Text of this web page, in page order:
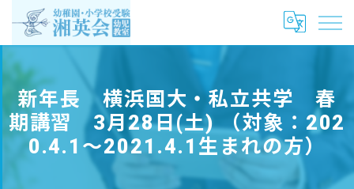
新年長 横浜国大・私立共学 春
期講習 3月28日(土) （対象：202
0.4.1～2021.4.1生まれの方）